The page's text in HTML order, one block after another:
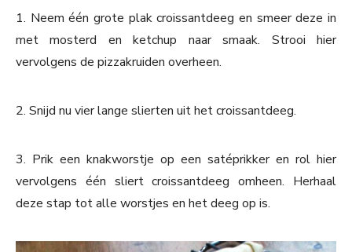
1. Neem één grote plak croissantdeeg en smeer deze in
met mosterd en ketchup naar smaak. Strooi hier
vervolgens de pizzakruiden overheen.
2. Snijd nu vier lange slierten uit het croissantdeeg.
3. Prik een knakworstje op een satéprikker en rol hier
vervolgens één sliert croissantdeeg omheen. Herhaal
deze stap tot alle worstjes en het deeg op is.